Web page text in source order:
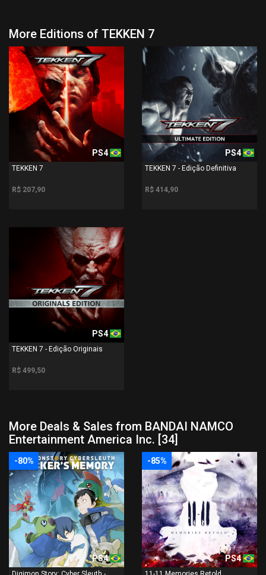
More Editions of TEKKEN 7
PS4
TEKKEN 7
R$ 207,90
PS4
TEKKEN 7 - Edição Definitiva
R$ 414,90
PS4
TEKKEN 7 - Edição Originais
R$ 499,50
More Deals & Sales from BANDAI NAMCO
Entertainment America Inc. [34]
-80%
PS4
-85%
PS4